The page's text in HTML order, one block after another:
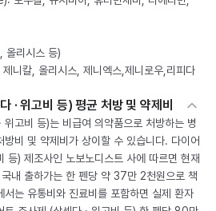
올리시스 등)
니칼, 올리시스, 제니엑스,제니로우,리피다
· 위고비 등) 평균 처방 및 약제비
위고비 등)는 비급여 의약품으로 처방하는 병
비 및 약제비가 상이할 수 있습니다. 다이어
등) 제조사인 노보노디스트 사에 따르면 현재
내 출하가는 한 펜당 약 37만 2천원으로 책
서는 유통비와 진료비를 포함하면 실제 환자